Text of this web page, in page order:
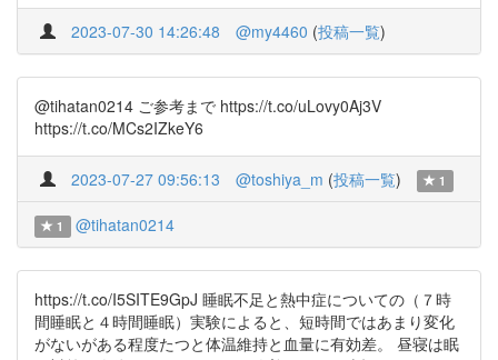
2023-07-30 14:26:48 @my4460 (投稿一覧)
@tihatan0214 ご参考まで https://t.co/uLovy0Aj3V
https://t.co/MCs2IZkeY6
2023-07-27 09:56:13 @toshiya_m (投稿一覧) 1
1 @tihatan0214
https://t.co/I5SITE9GpJ 睡眠不足と熱中症についての（７時
間睡眠と４時間睡眠）実験によると、短時間ではあまり変化
がないがある程度たつと体温維持と血量に有効差。 昼寝は眠